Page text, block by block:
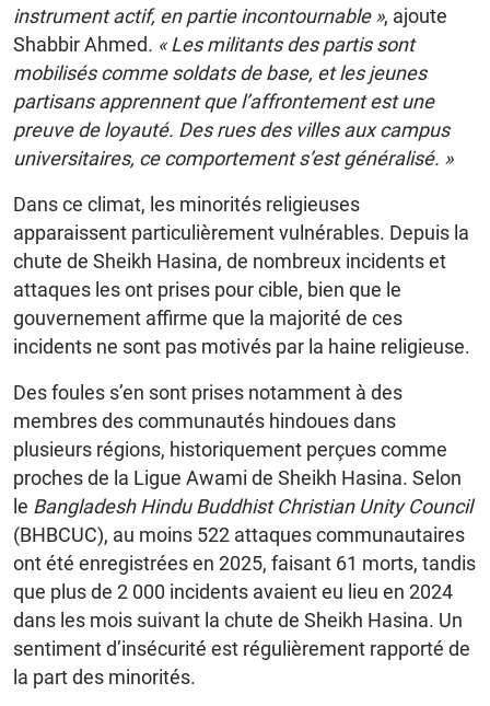
instrument actif, en partie incontournable », ajoute
Shabbir Ahmed. « Les militants des partis sont
mobilisés comme soldats de base, et les jeunes
partisans apprennent que l’affrontement est une
preuve de loyauté. Des rues des villes aux campus
universitaires, ce comportement s’est généralisé. »
Dans ce climat, les minorités religieuses
apparaissent particulièrement vulnérables. Depuis la
chute de Sheikh Hasina, de nombreux incidents et
attaques les ont prises pour cible, bien que le
gouvernement affirme que la majorité de ces
incidents ne sont pas motivés par la haine religieuse.
Des foules s’en sont prises notamment à des
membres des communautés hindoues dans
plusieurs régions, historiquement perçues comme
proches de la Ligue Awami de Sheikh Hasina. Selon
le Bangladesh Hindu Buddhist Christian Unity Council
(BHBCUC), au moins 522 attaques communautaires
ont été enregistrées en 2025, faisant 61 morts, tandis
que plus de 2 000 incidents avaient eu lieu en 2024
dans les mois suivant la chute de Sheikh Hasina. Un
sentiment d’insécurité est régulièrement rapporté de
la part des minorités.